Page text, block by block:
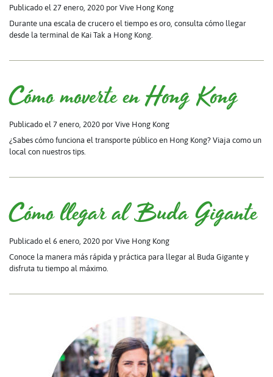
Publicado el 27 enero, 2020 por Vive Hong Kong
Durante una escala de crucero el tiempo es oro, consulta cómo llegar
desde la terminal de Kai Tak a Hong Kong.
Cómo moverte en Hong Kong
Publicado el 7 enero, 2020 por Vive Hong Kong
¿Sabes cómo funciona el transporte público en Hong Kong? Viaja como un
local con nuestros tips.
Cómo llegar al Buda Gigante
Publicado el 6 enero, 2020 por Vive Hong Kong
Conoce la manera más rápida y práctica para llegar al Buda Gigante y
disfruta tu tiempo al máximo.